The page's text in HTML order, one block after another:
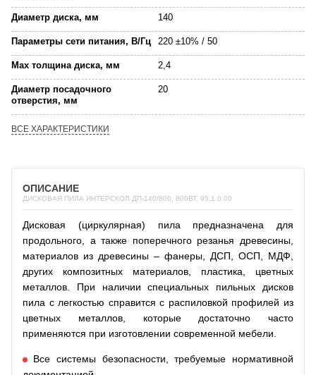
Диаметр диска, мм 140
Параметры сети питания, В/Гц 220 ±10% / 50
Max толщина диска, мм 2,4
Диаметр посадочного
отверстия, мм
20
ВСЕ ХАРАКТЕРИСТИКИ
ОПИСАНИЕ
ДИСКОВАЯ ПИЛА ИНТЕРСКОЛ ДП-140/800, 800ВТ, 95.1.0.00
Дисковая (циркулярная) пила предназначена для
продольного, а также поперечного резанья древесины,
материалов из древесины – фанеры, ДСП, ОСП, МДФ,
других композитных материалов, пластика, цветных
металлов. При наличии специальных пильных дисков
пила с легкостью справится с распиловкой профилей из
цветных металлов, которые достаточно часто
применяются при изготовлении современной мебели.
Все системы безопасности, требуемые нормативной